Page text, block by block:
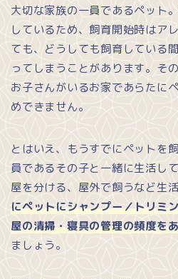
大切な家族の一員であるペット
しているため、飼育開始時はア
ても、どうしても飼育している
ってしまうことがあります。そ
お子さんがいるお家であらたに
めできません。
とはいえ、もうすでにペットを
員であるその子と一緒に生活し
屋を分ける、屋外で飼うなど生
にペットにシャンプー／トリミ
屋の清掃・寝具の管理の頻度を
ましょう。